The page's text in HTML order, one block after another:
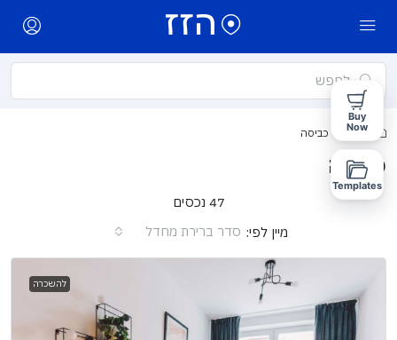
בית כביסה
כביסה
47 נכסים
מיין לפי: סדר ברירת מחדל
להשכרה
Buy
Now
Templates